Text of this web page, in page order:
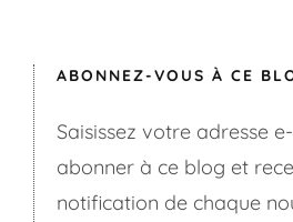
ABONNEZ-VOUS À CE
Saisissez votre adresse
abonner à ce blog et
notification de chaque